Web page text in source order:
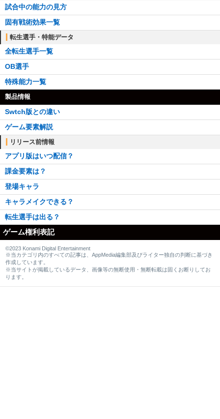
試合中の能力の見方
固有戦術効果一覧
転生選手・特能データ
全転生選手一覧
OB選手
特殊能力一覧
製品情報
Swtch版との違い
ゲーム要素解説
リリース前情報
アプリ版はいつ配信？
課金要素は？
登場キャラ
キャラメイクできる？
転生選手は出る？
ゲーム権利表記
©2023 Konami Digital Entertainment
※当カテゴリ内のすべての記事は、AppMedia編集部及びライター独自の判断に基づき
作成しています。
※当サイトが掲載しているデータ、画像等の無断使用・無断転載は固くお断りしてお
ります。